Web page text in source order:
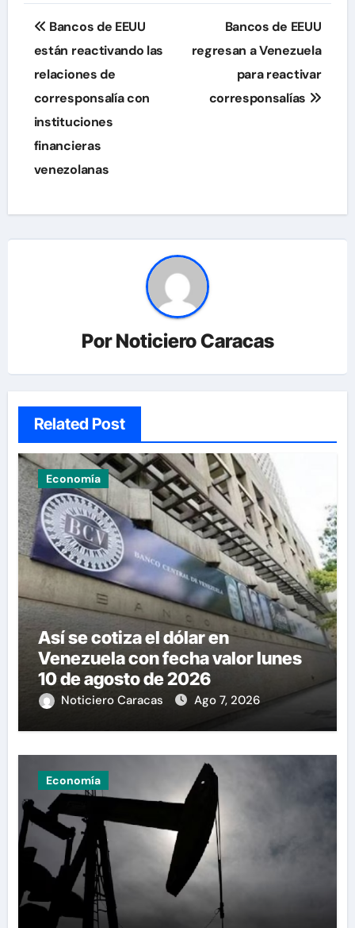
Navegación
de
entradas
Bancos de EEUU
están reactivando las
relaciones de
corresponsalía con
instituciones
financieras
venezolanas
Bancos de EEUU
regresan a Venezuela
para reactivar
corresponsalías
PorNoticiero Caracas
Related Post
Economía
Así se cotiza el dólar en
Venezuela con fecha valor lunes
10 de agosto de 2026
Noticiero Caracas Ago 7, 2026
Economía